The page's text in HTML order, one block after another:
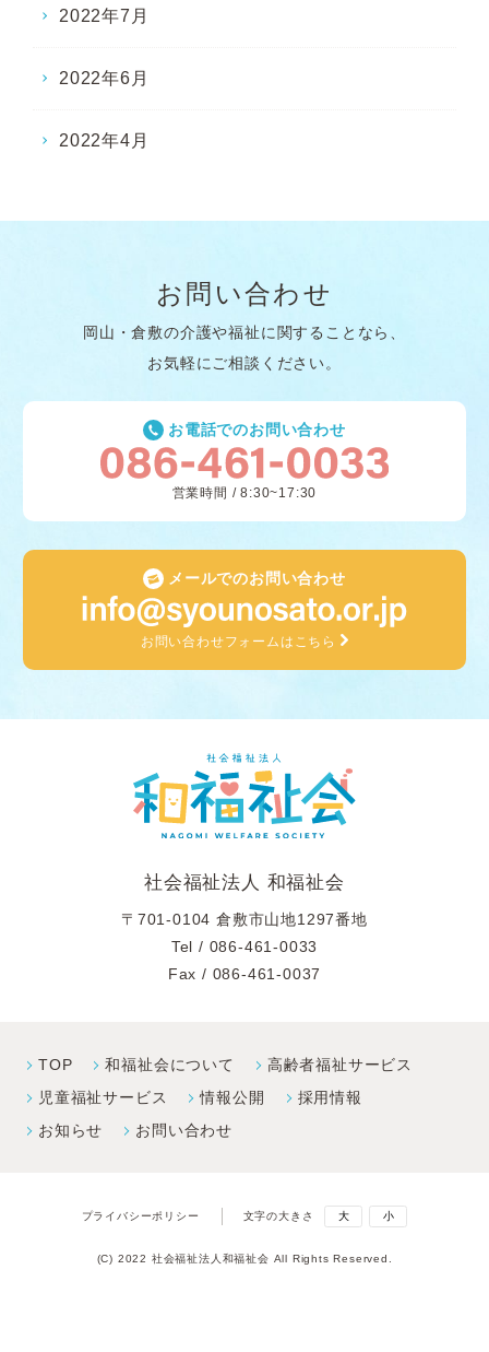
2022年7月
2022年6月
2022年4月
お問い合わせ
岡山・倉敷の介護や福祉に関することなら、
お気軽にご相談ください。
お電話でのお問い合わせ
営業時間 / 8:30~17:30
メールでのお問い合わせ
お問い合わせフォームはこちら
社会福祉法人 和福祉会
〒701-0104 倉敷市山地1297番地
Tel / 086-461-0033
Fax / 086-461-0037
TOP 和福祉会について
高齢者福祉サービス
児童福祉サービス
情報公開
採⽤情報
お知らせ
お問い合わせ
プライバシーポリシー 文字の大きさ 大 小
(C) 2022 社会福祉法人和福祉会 All Rights Reserved.